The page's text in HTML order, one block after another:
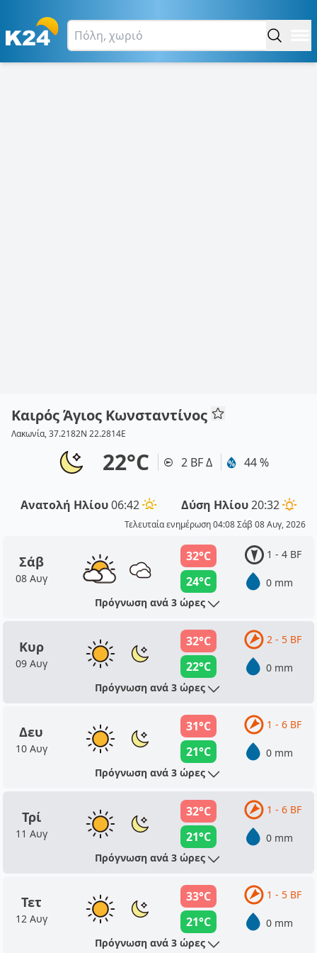
Καιρός Άγιος Κωνσταντίνος
Λακωνία, 37.2182N 22.2814E
22°C 2 BF Δ 44 %
Ανατολή Ηλίου06:42 Δύση Ηλίου20:32
Τελευταία ενημέρωση 04:08 Σάβ 08 Αυγ, 2026
Σάβ
08 Αυγ
32°C
24°C
1 - 4 BF
0 mm
Πρόγνωση ανά 3 ώρες
Κυρ
09 Αυγ
32°C
22°C
2 - 5 BF
0 mm
Πρόγνωση ανά 3 ώρες
Δευ
10 Αυγ
31°C
21°C
1 - 6 BF
0 mm
Πρόγνωση ανά 3 ώρες
Τρί
11 Αυγ
32°C
21°C
1 - 6 BF
0 mm
Πρόγνωση ανά 3 ώρες
Τετ
12 Αυγ
33°C
21°C
1 - 5 BF
0 mm
Πρόγνωση ανά 3 ώρες